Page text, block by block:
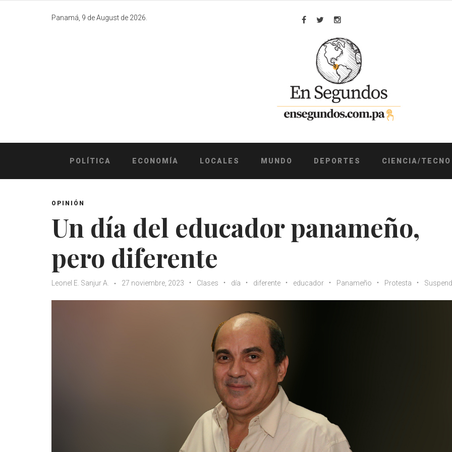
Panamá, 9 de August de 2026.
Facebook
TwitterInstagram
POLÍTICA ECONOMÍA LOCALES MUNDO DEPORTES CIENCIA/TECNO
OPINIÓN
Un día del educador panameño,
pero diferente
Leonel E. Sanjur A. 27 noviembre, 2023 Clases día diferente educador Panameño Protesta